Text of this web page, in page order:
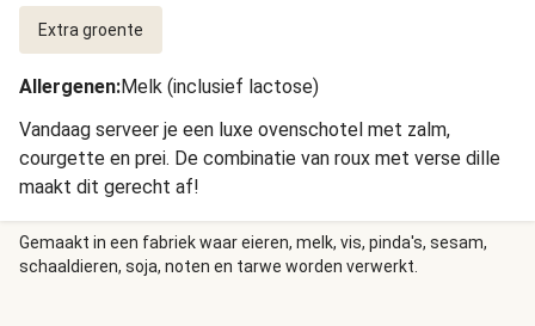
Extra groente
Allergenen:Melk (inclusief lactose)
Vandaag serveer je een luxe ovenschotel met zalm,
courgette en prei. De combinatie van roux met verse dille
maakt dit gerecht af!
Gemaakt in een fabriek waar eieren, melk, vis, pinda's, sesam,
schaaldieren, soja, noten en tarwe worden verwerkt.